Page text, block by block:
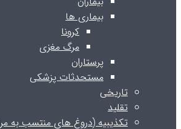
بیماری ها
کرونا
مرگ مغزی
پرستاران
مستحدثات پزشکی
تاریخی
تقلید
تکذیبیه (دروغ های منتسب به